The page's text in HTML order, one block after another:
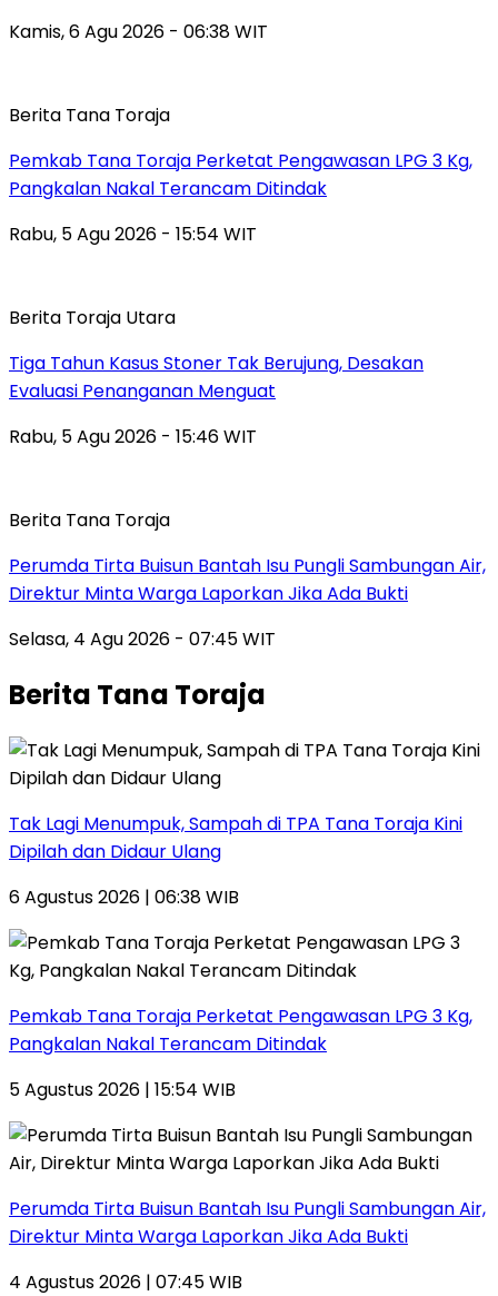
Kamis, 6 Agu 2026 - 06:38 WIT
Berita Tana Toraja
Pemkab Tana Toraja Perketat Pengawasan LPG 3 Kg,
Pangkalan Nakal Terancam Ditindak
Rabu, 5 Agu 2026 - 15:54 WIT
Berita Toraja Utara
Tiga Tahun Kasus Stoner Tak Berujung, Desakan
Evaluasi Penanganan Menguat
Rabu, 5 Agu 2026 - 15:46 WIT
Berita Tana Toraja
Perumda Tirta Buisun Bantah Isu Pungli Sambungan Air,
Direktur Minta Warga Laporkan Jika Ada Bukti
Selasa, 4 Agu 2026 - 07:45 WIT
Berita Tana Toraja
Tak Lagi Menumpuk, Sampah di TPA Tana Toraja Kini
Dipilah dan Didaur Ulang
6 Agustus 2026 | 06:38 WIB
Pemkab Tana Toraja Perketat Pengawasan LPG 3 Kg,
Pangkalan Nakal Terancam Ditindak
5 Agustus 2026 | 15:54 WIB
Perumda Tirta Buisun Bantah Isu Pungli Sambungan Air,
Direktur Minta Warga Laporkan Jika Ada Bukti
4 Agustus 2026 | 07:45 WIB